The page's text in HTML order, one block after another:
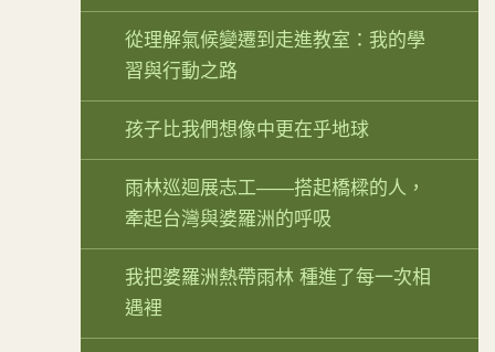
從理解氣候變遷到走進教室：我的學
習與行動之路
孩子比我們想像中更在乎地球
雨林巡迴展志工——搭起橋樑的人，
牽起台灣與婆羅洲的呼吸
我把婆羅洲熱帶雨林 種進了每一次相
遇裡